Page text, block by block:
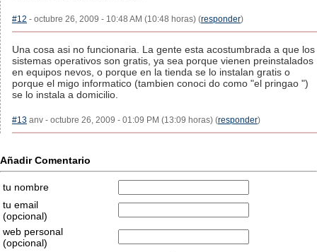
#12 - octubre 26, 2009 - 10:48 AM (10:48 horas) (responder)
Una cosa asi no funcionaria. La gente esta acostumbrada a que los
sistemas operativos son gratis, ya sea porque vienen preinstalados
en equipos nevos, o porque en la tienda se lo instalan gratis o
porque el migo informatico (tambien conoci do como "el pringao ")
se lo instala a domicilio.
#13 anv - octubre 26, 2009 - 01:09 PM (13:09 horas) (responder)
Añadir Comentario
tu nombre
tu email
(opcional)
web personal
(opcional)